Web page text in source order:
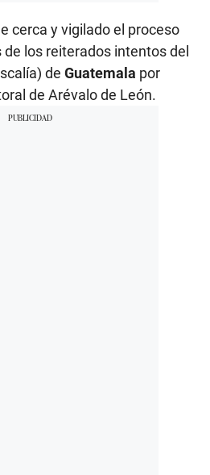
cerca y vigilado el proceso
los reiterados intentos del
de Guatemala por
de Arévalo de León.